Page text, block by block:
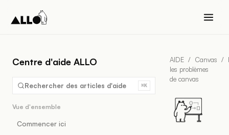
Centre d'aide ALLO
Rechercher des articles d'aide ⌘K
Vue d'ensemble
Commencer ici
AIDE / Canvas /
les problèmes
de canvas